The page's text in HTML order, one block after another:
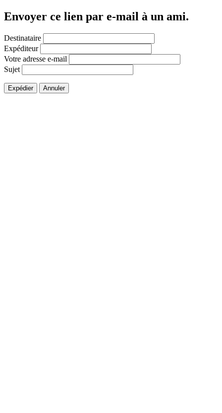
Envoyer ce lien par e-mail à un ami.
Destinataire
Expéditeur
Votre adresse e-mail
Sujet
Expédier Annuler